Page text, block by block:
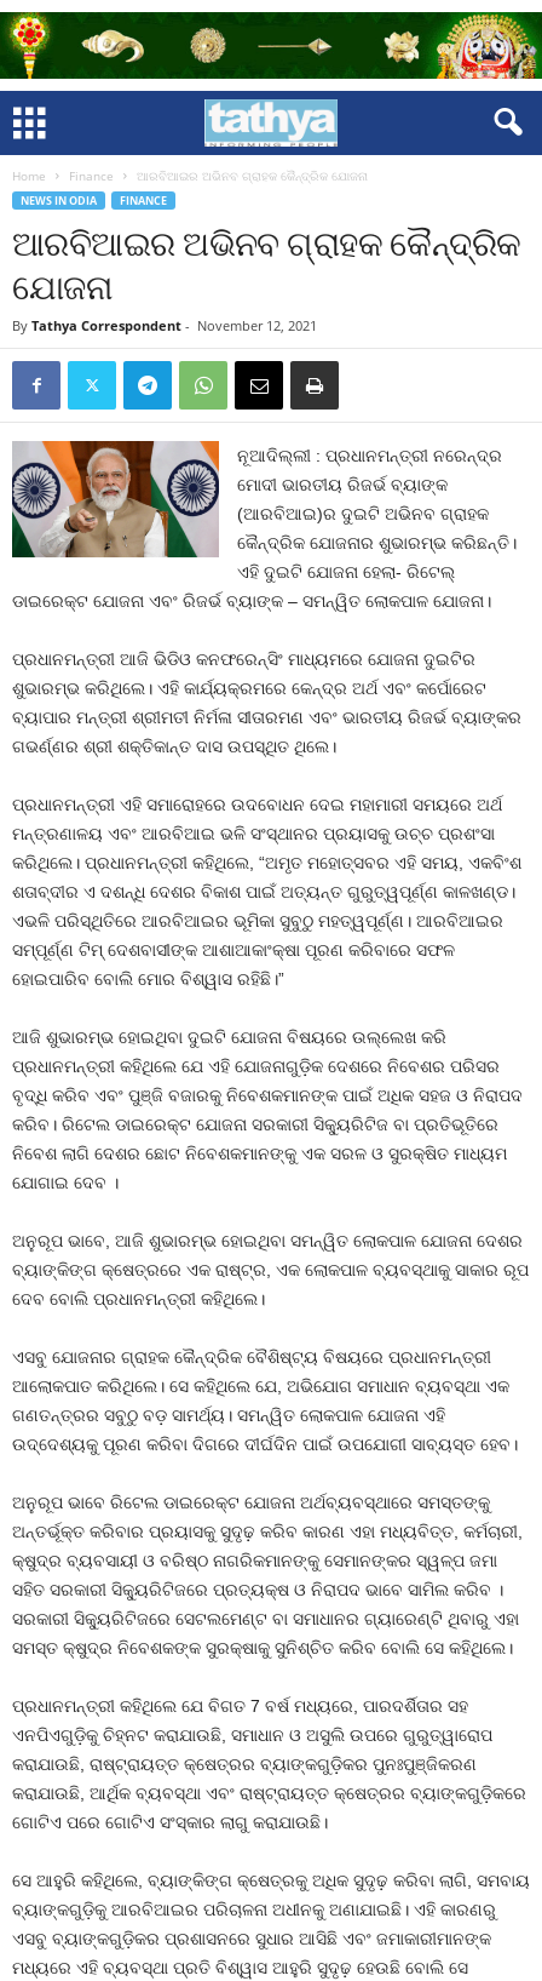
Home Finance ଆରବିଆଇର ଅଭିନବ ଗ୍ରାହକ କୈନ୍ଦ୍ରିକ ଯୋଜନା
NEWS IN ODIA FINANCE
ଆରବିଆଇର ଅଭିନବ ଗ୍ରାହକ କୈନ୍ଦ୍ରିକ
ଯୋଜନା
By Tathya Correspondent - November 12, 2021
ନୂଆଦିଲ୍ଲୀ : ପ୍ରଧାନମନ୍ତ୍ରୀ ନରେନ୍ଦ୍ର
ମୋଦୀ ଭାରତୀୟ ରିଜର୍ଭ ବ୍ୟାଙ୍କ
(ଆରବିଆଇ)ର ଦୁଇଟି ଅଭିନବ ଗ୍ରାହକ
କୈନ୍ଦ୍ରିକ ଯୋଜନାର ଶୁଭାରମ୍ଭ କରିଛନ୍ତି।
ଏହି ଦୁଇଟି ଯୋଜନା ହେଲା- ରିଟେଲ୍
ଡାଇରେକ୍ଟ ଯୋଜନା ଏବଂ ରିଜର୍ଭ ବ୍ୟାଙ୍କ – ସମନ୍ୱିତ ଲୋକପାଳ ଯୋଜନା।
ପ୍ରଧାନମନ୍ତ୍ରୀ ଆଜି ଭିଡିଓ କନଫରେନ୍ସିଂ ମାଧ୍ୟମରେ ଯୋଜନା ଦୁଇଟିର
ଶୁଭାରମ୍ଭ କରିଥିଲେ। ଏହି କାର୍ଯ୍ୟକ୍ରମରେ କେନ୍ଦ୍ର ଅର୍ଥ ଏବଂ କର୍ପୋରେଟ
ବ୍ୟାପାର ମନ୍ତ୍ରୀ ଶ୍ରୀମତୀ ନିର୍ମଳା ସୀତାରମଣ ଏବଂ ଭାରତୀୟ ରିଜର୍ଭ ବ୍ୟାଙ୍କର
ଗଭର୍ଣ୍ଣର ଶ୍ରୀ ଶକ୍ତିକାନ୍ତ ଦାସ ଉପସ୍ଥିତ ଥିଲେ।
ପ୍ରଧାନମନ୍ତ୍ରୀ ଏହି ସମାରୋହରେ ଉଦବୋଧନ ଦେଇ ମହାମାରୀ ସମୟରେ ଅର୍ଥ
ମନ୍ତ୍ରଣାଳୟ ଏବଂ ଆରବିଆଇ ଭଳି ସଂସ୍ଥାନର ପ୍ରୟାସକୁ ଉଚ୍ଚ ପ୍ରଶଂସା
କରିଥିଲେ। ପ୍ରଧାନମନ୍ତ୍ରୀ କହିଥିଲେ, “ଅମୃତ ମହୋତ୍ସବର ଏହି ସମୟ, ଏକବିଂଶ
ଶତାବ୍ଦୀର ଏ ଦଶନ୍ଧି ଦେଶର ବିକାଶ ପାଇଁ ଅତ୍ୟନ୍ତ ଗୁରୁତ୍ୱପୂର୍ଣ୍ଣ କାଳଖଣ୍ଡ।
ଏଭଳି ପରିସ୍ଥିତିରେ ଆରବିଆଇର ଭୂମିକା ସୁବୁଠୁ ମହତ୍ୱପୂର୍ଣ୍ଣ। ଆରବିଆଇର
ସମ୍ପୂର୍ଣ୍ଣ ଟିମ୍ ଦେଶବାସୀଙ୍କ ଆଶାଆକାଂକ୍ଷା ପୂରଣ କରିବାରେ ସଫଳ
ହୋଇପାରିବ ବୋଲି ମୋର ବିଶ୍ୱାସ ରହିଛି।”
ଆଜି ଶୁଭାରମ୍ଭ ହୋଇଥିବା ଦୁଇଟି ଯୋଜନା ବିଷୟରେ ଉଲ୍ଲେଖ କରି
ପ୍ରଧାନମନ୍ତ୍ରୀ କହିଥିଲେ ଯେ ଏହି ଯୋଜନାଗୁଡ଼ିକ ଦେଶରେ ନିବେଶର ପରିସର
ବୃଦ୍ଧି କରିବ ଏବଂ ପୁଞ୍ଜି ବଜାରକୁ ନିବେଶକମାନଙ୍କ ପାଇଁ ଅଧିକ ସହଜ ଓ ନିରାପଦ
କରିବ। ରିଟେଲ ଡାଇରେକ୍ଟ ଯୋଜନା ସରକାରୀ ସିକ୍ୟୁରିଟିଜ ବା ପ୍ରତିଭୂତିରେ
ନିବେଶ ଲାଗି ଦେଶର ଛୋଟ ନିବେଶକମାନଙ୍କୁ ଏକ ସରଳ ଓ ସୁରକ୍ଷିତ ମାଧ୍ୟମ
ଯୋଗାଇ ଦେବ ।
ଅନୁରୂପ ଭାବେ, ଆଜି ଶୁଭାରମ୍ଭ ହୋଇଥିବା ସମନ୍ୱିତ ଲୋକପାଳ ଯୋଜନା ଦେଶର
ବ୍ୟାଙ୍କିଙ୍ଗ କ୍ଷେତ୍ରରେ ଏକ ରାଷ୍ଟ୍ର, ଏକ ଲୋକପାଳ ବ୍ୟବସ୍ଥାକୁ ସାକାର ରୂପ
ଦେବ ବୋଲି ପ୍ରଧାନମନ୍ତ୍ରୀ କହିଥିଲେ।
ଏସବୁ ଯୋଜନାର ଗ୍ରାହକ କୈନ୍ଦ୍ରିକ ବୈଶିଷ୍ଟ୍ୟ ବିଷୟରେ ପ୍ରଧାନମନ୍ତ୍ରୀ
ଆଲୋକପାତ କରିଥିଲେ। ସେ କହିଥିଲେ ଯେ, ଅଭିଯୋଗ ସମାଧାନ ବ୍ୟବସ୍ଥା ଏକ
ଗଣତନ୍ତ୍ରର ସବୁଠୁ ବଡ଼ ସାମର୍ଥ୍ୟ। ସମନ୍ୱିତ ଲୋକପାଳ ଯୋଜନା ଏହି
ଉଦ୍ଦେଶ୍ୟକୁ ପୂରଣ କରିବା ଦିଗରେ ଦୀର୍ଘଦିନ ପାଇଁ ଉପଯୋଗୀ ସାବ୍ୟସ୍ତ ହେବ।
ଅନୁରୂପ ଭାବେ ରିଟେଲ ଡାଇରେକ୍ଟ ଯୋଜନା ଅର୍ଥବ୍ୟବସ୍ଥାରେ ସମସ୍ତଙ୍କୁ
ଅନ୍ତର୍ଭୂକ୍ତ କରିବାର ପ୍ରୟାସକୁ ସୁଦୃଢ଼ କରିବ କାରଣ ଏହା ମଧ୍ୟବିତ୍ତ, କର୍ମଚାରୀ,
କ୍ଷୁଦ୍ର ବ୍ୟବସାୟୀ ଓ ବରିଷ୍ଠ ନାଗରିକମାନଙ୍କୁ ସେମାନଙ୍କର ସ୍ୱଳ୍ପ ଜମା
ସହିତ ସରକାରୀ ସିକ୍ୟୁରିଟିଜରେ ପ୍ରତ୍ୟକ୍ଷ ଓ ନିରାପଦ ଭାବେ ସାମିଲ କରିବ ।
ସରକାରୀ ସିକ୍ୟୁରିଟିଜରେ ସେଟଲମେଣ୍ଟ ବା ସମାଧାନର ଗ୍ୟାରେଣ୍ଟି ଥିବାରୁ ଏହା
ସମସ୍ତ କ୍ଷୁଦ୍ର ନିବେଶକଙ୍କ ସୁରକ୍ଷାକୁ ସୁନିଶ୍ଚିତ କରିବ ବୋଲି ସେ କହିଥିଲେ।
ପ୍ରଧାନମନ୍ତ୍ରୀ କହିଥିଲେ ଯେ ବିଗତ 7 ବର୍ଷ ମଧ୍ୟରେ, ପାରଦର୍ଶିତାର ସହ
ଏନପିଏଗୁଡ଼ିକୁ ଚିହ୍ନଟ କରାଯାଉଛି, ସମାଧାନ ଓ ଅସୁଲି ଉପରେ ଗୁରୁତ୍ୱାରୋପ
କରାଯାଉଛି, ରାଷ୍ଟ୍ରାୟତ୍ତ କ୍ଷେତ୍ରର ବ୍ୟାଙ୍କଗୁଡ଼ିକର ପୁନଃପୁଞ୍ଜିକରଣ
କରାଯାଉଛି, ଆର୍ଥିକ ବ୍ୟବସ୍ଥା ଏବଂ ରାଷ୍ଟ୍ରାୟତ୍ତ କ୍ଷେତ୍ରର ବ୍ୟାଙ୍କଗୁଡ଼ିକରେ
ଗୋଟିଏ ପରେ ଗୋଟିଏ ସଂସ୍କାର ଲାଗୁ କରାଯାଉଛି।
ସେ ଆହୁରି କହିଥିଲେ, ବ୍ୟାଙ୍କିଙ୍ଗ କ୍ଷେତ୍ରକୁ ଅଧିକ ସୁଦୃଢ଼ କରିବା ଲାଗି, ସମବାୟ
ବ୍ୟାଙ୍କଗୁଡ଼ିକୁ ଆରବିଆଇର ପରିଚାଳନା ଅଧୀନକୁ ଅଣାଯାଇଛି। ଏହି କାରଣରୁ
ଏସବୁ ବ୍ୟାଙ୍କଗୁଡ଼ିକର ପ୍ରଶାସନରେ ସୁଧାର ଆସିଛି ଏବଂ ଜମାକାରୀମାନଙ୍କ
ମଧ୍ୟରେ ଏହି ବ୍ୟବସ୍ଥା ପ୍ରତି ବିଶ୍ୱାସ ଆହୁରି ସୁଦୃଢ଼ ହେଉଛି ବୋଲି ସେ